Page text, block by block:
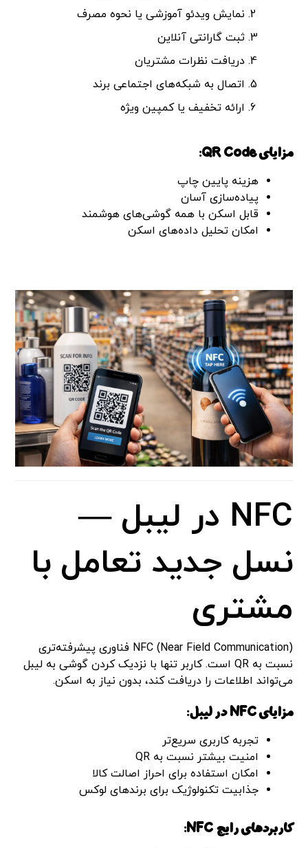
نمایش ویدئو آموزشی یا نحوه مصرف
ثبت گارانتی آنلاین
دریافت نظرات مشتریان
اتصال به شبکه‌های اجتماعی برند
ارائه تخفیف یا کمپین ویژه
مزایای QR Code:
هزینه پایین چاپ
پیاده‌سازی آسان
قابل اسکن با همه گوشی‌های هوشمند
امکان تحلیل داده‌های اسکن
NFC در لیبل —
نسل جدید تعامل با
مشتری
NFC (Near Field Communication) فناوری پیشرفته‌تری
نسبت به QR است. کاربر تنها با نزدیک کردن گوشی به لیبل
می‌تواند اطلاعات را دریافت کند، بدون نیاز به اسکن.
مزایای NFC در لیبل:
تجربه کاربری سریع‌تر
امنیت بیشتر نسبت به QR
امکان استفاده برای احراز اصالت کالا
جذابیت تکنولوژیک برای برندهای لوکس
کاربردهای رایج NFC: